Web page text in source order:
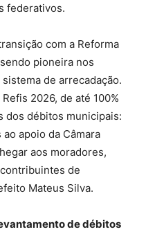
federativos.
com a Reforma
pioneira nos
de arrecadação.
2026, de até 100%
dos débitos municipais:
apoio da Câmara
aos moradores,
de
Mateus Silva.
de débitos